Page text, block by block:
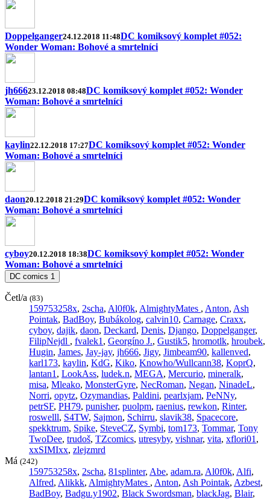
Doppelganger24.12.2018 11:48DC komiksový komplet #052:
Wonder Woman: Bohové a smrtelníci
jh66623.12.2018 08:48DC komiksový komplet #052: Wonder
Woman: Bohové a smrtelníci
kaylin22.12.2018 17:27DC komiksový komplet #052: Wonder
Woman: Bohové a smrtelníci
daon20.12.2018 21:29DC komiksový komplet #052: Wonder
Woman: Bohové a smrtelníci
cyboy20.12.2018 18:38DC komiksový komplet #052: Wonder
Woman: Bohové a smrtelníci
DC comics 1
Četl/a (83)
159753258x, 2scha, Al0f0k, AlmightyMates , Anton, Ash
Pointak, BadBoy, Bubákolog, calvin10, Carnage, Craxx,
cyboy, dajik, daon, Deckard, Denis, Django, Doppelganger,
FilipNejdl , fvalek1 , Georgíno J., Gustik5, hromotlk, hroubek,
Hugin, James, Jay-jay, jh666, Jigy, Jimbeam90, kallenved,
karl173, kaylin, KdG, Kiko, Knowho/Wullcann38, KoprQ,
lantan1 , LookAss, ludek.n, MEGA, Mercurio, mineralk,
misa, Mleako, MonsterGyre, NecRoman, Negan, NinadeL,
Norri, opytz, Ozymandias, Paldini, pearlxjam, PeNNy,
petrSF, PH79, punisher, puolpm, raenius, rewkon, Rinter,
roswelll, S4TW, Sajmon, Schirru, slavik38, Spacecore,
spekktrum, Spike, SteveCZ, Symbi, tom173, Tommar, Tony
TwoDee, trudoš, TZcomics, utresyby, vishnar, vita, xflori01 ,
xxSIMIxx, zlejzmrd
Má (242)
159753258x, 2scha, 81splinter, Abe, adam.ra, Al0f0k, Alfi,
Alfred, Alikkk, AlmightyMates , Anton, Ash Pointak, Azbest,
BadBoy, Badgu.y1902, Black Swordsman, blackJag, Blair,